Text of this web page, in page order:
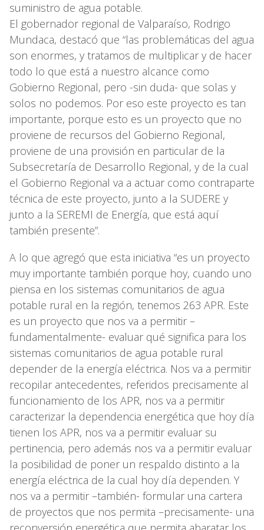
suministro de agua potable.
El gobernador regional de Valparaíso, Rodrigo
Mundaca, destacó que “las problemáticas del agua
son enormes, y tratamos de multiplicar y de hacer
todo lo que está a nuestro alcance como
Gobierno Regional, pero -sin duda- que solas y
solos no podemos. Por eso este proyecto es tan
importante, porque esto es un proyecto que no
proviene de recursos del Gobierno Regional,
proviene de una provisión en particular de la
Subsecretaría de Desarrollo Regional, y de la cual
el Gobierno Regional va a actuar como contraparte
técnica de este proyecto, junto a la SUDERE y
junto a la SEREMI de Energía, que está aquí
también presente”.
A lo que agregó que esta iniciativa “es un proyecto
muy importante también porque hoy, cuando uno
piensa en los sistemas comunitarios de agua
potable rural en la región, tenemos 263 APR. Este
es un proyecto que nos va a permitir –
fundamentalmente- evaluar qué significa para los
sistemas comunitarios de agua potable rural
depender de la energía eléctrica. Nos va a permitir
recopilar antecedentes, referidos precisamente al
funcionamiento de los APR, nos va a permitir
caracterizar la dependencia energética que hoy día
tienen los APR, nos va a permitir evaluar su
pertinencia, pero además nos va a permitir evaluar
la posibilidad de poner un respaldo distinto a la
energía eléctrica de la cual hoy día dependen. Y
nos va a permitir –también- formular una cartera
de proyectos que nos permita –precisamente- una